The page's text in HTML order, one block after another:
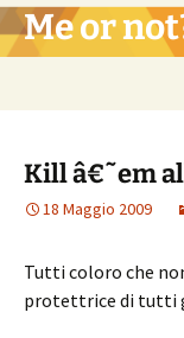
Vai
al Me or
Kill â€˜em
18 Maggio 2009
Tutti coloro che
protettrice di tutti